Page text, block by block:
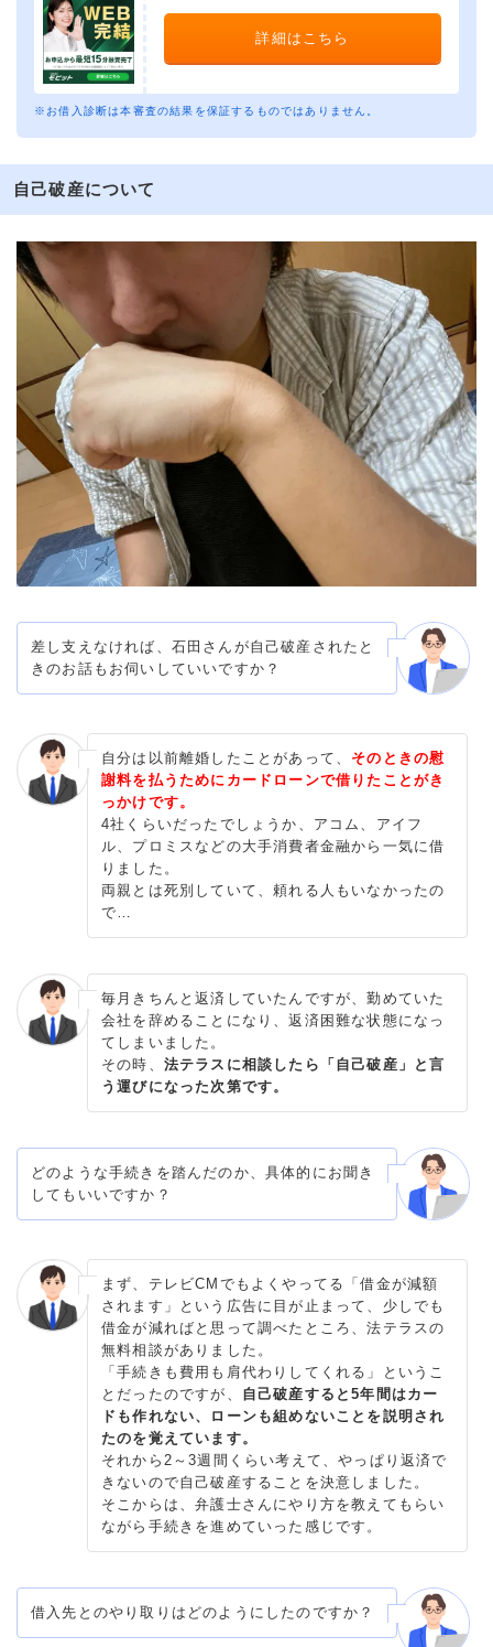
詳細はこちら
※お借入診断は本審査の結果を保証するものではありません。
自己破産について
差し支えなければ、石田さんが自己破産されたと
きのお話もお伺いしていいですか？
自分は以前離婚したことがあって、 そのときの慰
謝料を払うためにカードローンで借りたことがき
っかけです。
4社くらいだったでしょうか、アコム、アイフ
ル、プロミスなどの大手消費者金融から一気に借
りました。
両親とは死別していて、頼れる人もいなかったの
で…
毎月きちんと返済していたんですが、勤めていた
会社を辞めることになり、返済困難な状態になっ
てしまいました。
その時、 法テラスに相談したら「自己破産」と言
う運びになった次第です。
どのような手続きを踏んだのか、具体的にお聞き
してもいいですか？
まず、テレビCMでもよくやってる「借金が減額
されます」という広告に目が止まって、少しでも
借金が減ればと思って調べたところ、法テラスの
無料相談がありました。
「手続きも費用も肩代わりしてくれる」というこ
とだったのですが、 自己破産すると5年間はカー
ドも作れない、ローンも組めないことを説明され
たのを覚えています。
それから2～3週間くらい考えて、やっぱり返済で
きないので自己破産することを決意しました。
そこからは、弁護士さんにやり方を教えてもらい
ながら手続きを進めていった感じです。
借入先とのやり取りはどのようにしたのですか？